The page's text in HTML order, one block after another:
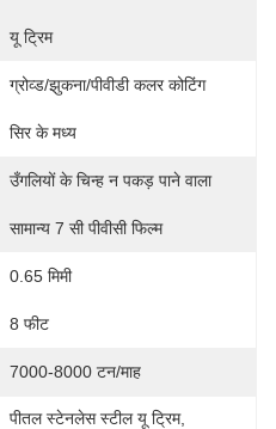
यू ट्रिम
ग्रोव्ड/झुकना/पीवीडी कलर कोटिंग
सिर के मध्य
उँगलियों के चिन्ह न पकड़ पाने वाला
सामान्य 7 सी पीवीसी फिल्म
0.65 मिमी
8 फीट
7000-8000 टन/माह
पीतल स्टेनलेस स्टील यू ट्रिम,